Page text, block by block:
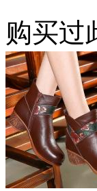
购买过